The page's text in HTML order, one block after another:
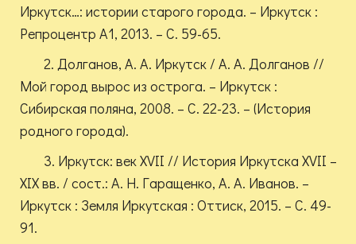
Иркутск…: истории старого города. – Иркутск :
Репроцентр А1, 2013. – С. 59-65.
2. Долганов, А. А. Иркутск / А. А. Долганов //
Мой город вырос из острога. – Иркутск :
Сибирская поляна, 2008. – С. 22-23. – (История
родного города).
3. Иркутск: век XVII // История Иркутска XVII –
XIX вв. / сост.: А. Н. Гаращенко, А. А. Иванов. –
Иркутск : Земля Иркутская : Оттиск, 2015. – С. 49-
91.